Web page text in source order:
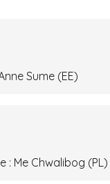
Sume (EE)
: Me Chwalibog (PL)